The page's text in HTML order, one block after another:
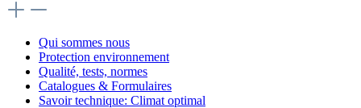
Qui sommes nous
Protection environnement
Qualité, tests, normes
Catalogues & Formulaires
Savoir technique: Climat optimal